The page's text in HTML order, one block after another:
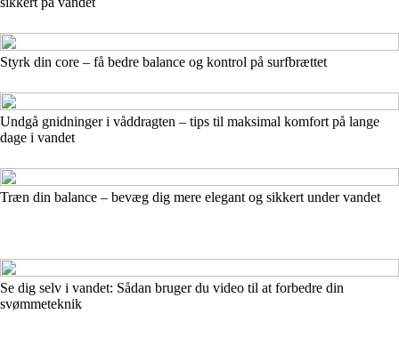
Styrk din core – få bedre balance og kontrol på surfbrættet
Undgå gnidninger i våddragten – tips til maksimal komfort på lange
dage i vandet
Træn din balance – bevæg dig mere elegant og sikkert under vandet
Se dig selv i vandet: Sådan bruger du video til at forbedre din
svømmeteknik